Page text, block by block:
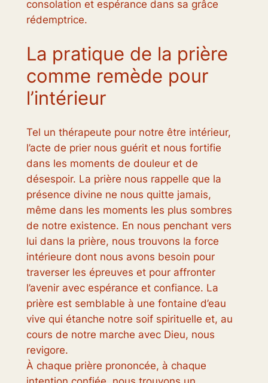
consolation et espérance dans sa grâce
rédemptrice.
La pratique de la prière
comme remède pour
l’intérieur
Tel un thérapeute pour notre être intérieur,
l’acte de prier nous guérit et nous fortifie
dans les moments de douleur et de
désespoir. La prière nous rappelle que la
présence divine ne nous quitte jamais,
même dans les moments les plus sombres
de notre existence. En nous penchant vers
lui dans la prière, nous trouvons la force
intérieure dont nous avons besoin pour
traverser les épreuves et pour affronter
l’avenir avec espérance et confiance. La
prière est semblable à une fontaine d’eau
vive qui étanche notre soif spirituelle et, au
cours de notre marche avec Dieu, nous
revigore.
À chaque prière prononcée, à chaque